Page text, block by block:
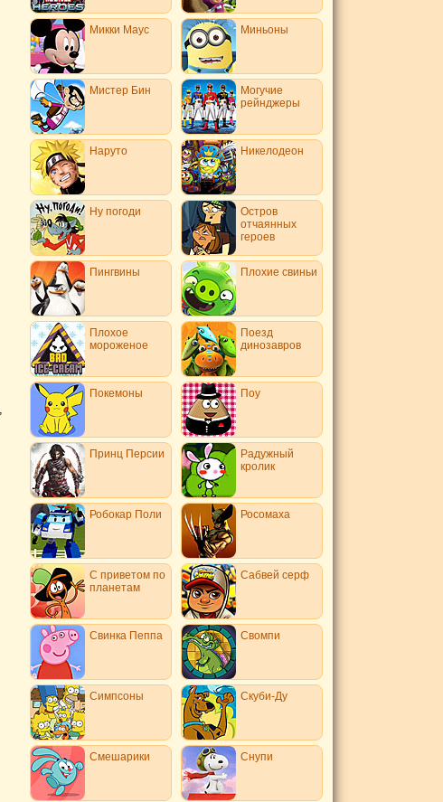
Микки Маус Миньоны
Мистер Бин
Могучие
рейнджеры
Наруто Никелодеон
Ну погоди
Остров
отчаянных
героев
Пингвины Плохие свиньи
Плохое
мороженое
Поезд
динозавров
Покемоны Поу
Принц Персии
Радужный
кролик
Робокар Поли Росомаха
С приветом по
планетам
Сабвей серф
Свинка Пеппа Свомпи
Симпсоны Скуби-Ду
Смешарики Снупи